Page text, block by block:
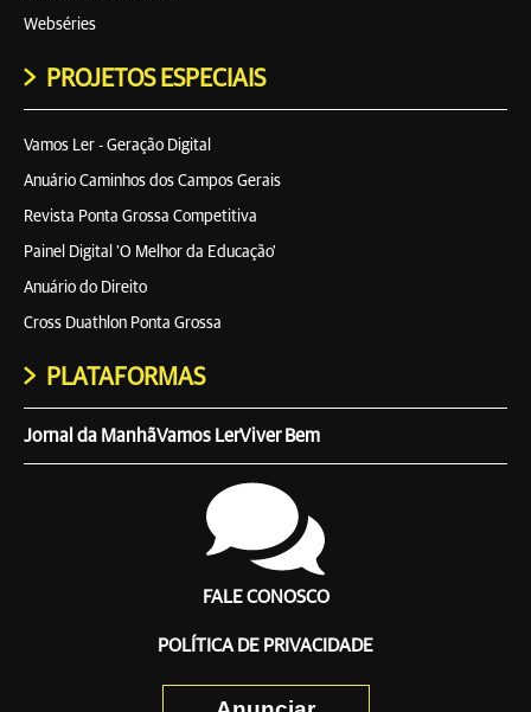
Webséries
PROJETOS ESPECIAIS
Vamos Ler - Geração Digital
Anuário Caminhos dos Campos Gerais
Revista Ponta Grossa Competitiva
Painel Digital 'O Melhor da Educação'
Anuário do Direito
Cross Duathlon Ponta Grossa
PLATAFORMAS
Jornal da ManhãVamos LerViver Bem
FALE CONOSCO
POLÍTICA DE PRIVACIDADE